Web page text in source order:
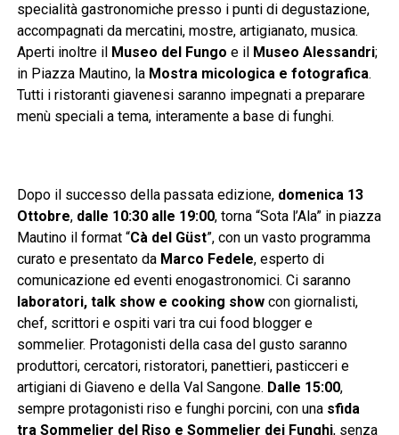
specialità gastronomiche presso i punti di degustazione,
accompagnati da mercatini, mostre, artigianato, musica.
Aperti inoltre il Museo del Fungo e il Museo Alessandri;
in Piazza Mautino, la Mostra micologica e fotografica.
Tutti i ristoranti giavenesi saranno impegnati a preparare
menù speciali a tema, interamente a base di funghi.
Dopo il successo della passata edizione, domenica 13
Ottobre, dalle 10:30 alle 19:00, torna “Sota l’Ala” in piazza
Mautino il format “Cà del Güst”, con un vasto programma
curato e presentato da Marco Fedele, esperto di
comunicazione ed eventi enogastronomici. Ci saranno
laboratori, talk show e cooking showcon giornalisti,
chef, scrittori e ospiti vari tra cui food blogger e
sommelier. Protagonisti della casa del gusto saranno
produttori, cercatori, ristoratori, panettieri, pasticceri e
artigiani di Giaveno e della Val Sangone. Dalle 15:00,
sempre protagonisti riso e funghi porcini, con una sfida
tra Sommelier del Riso e Sommelier dei Funghi, senza